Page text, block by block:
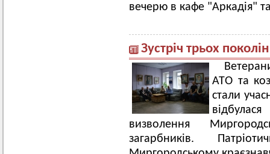
вечерю в кафе "Аркадія"
Зустріч трьох
АТО та
стали
визволення
загарбників.